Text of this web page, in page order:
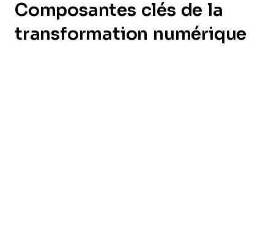
Composantes clés de la
transformation numérique